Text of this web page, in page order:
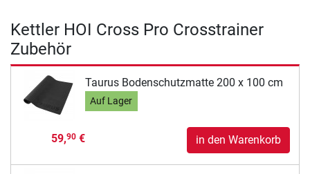
Kettler HOI Cross Pro Crosstrainer
Zubehör
Taurus Bodenschutzmatte 200 x 100 cm
Auf Lager
59,90€ in den Warenkorb